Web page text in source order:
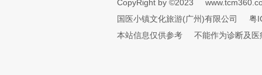
CopyRight by ©2023
国医小镇文化旅游(广州)有限公司
粤
本站信息仅供参考
不能作为诊断及医